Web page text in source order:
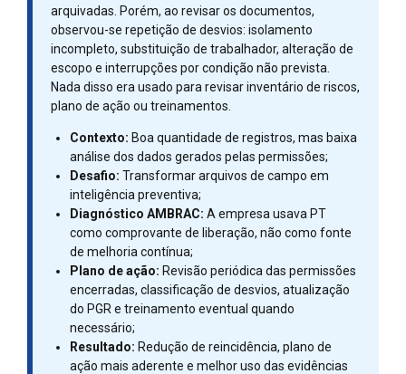
arquivadas. Porém, ao revisar os documentos,
observou-se repetição de desvios: isolamento
incompleto, substituição de trabalhador, alteração de
escopo e interrupções por condição não prevista.
Nada disso era usado para revisar inventário de riscos,
plano de ação ou treinamentos.
Contexto: Boa quantidade de registros, mas baixa
análise dos dados gerados pelas permissões;
Desafio: Transformar arquivos de campo em
inteligência preventiva;
Diagnóstico AMBRAC: A empresa usava PT
como comprovante de liberação, não como fonte
de melhoria contínua;
Plano de ação: Revisão periódica das permissões
encerradas, classificação de desvios, atualização
do PGR e treinamento eventual quando
necessário;
Resultado: Redução de reincidência, plano de
ação mais aderente e melhor uso das evidências